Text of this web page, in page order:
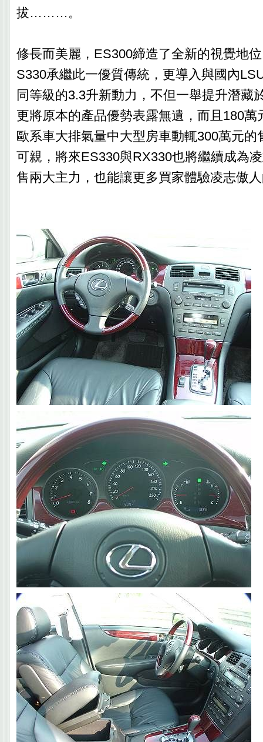
拔………。
修長而美麗，ES300締造了全新的視覺地
S330承繼此一優質傳統，更導入與國內
同等級的3.3升新動力，不但一舉提升潛藏
更將原本的產品優勢表露無遺，而且180萬
歐系車大排氣量中大型房車動輒300萬元的
可親，將來ES330與RX330也將繼續成為
售兩大主力，也能讓更多買家體驗凌志傲